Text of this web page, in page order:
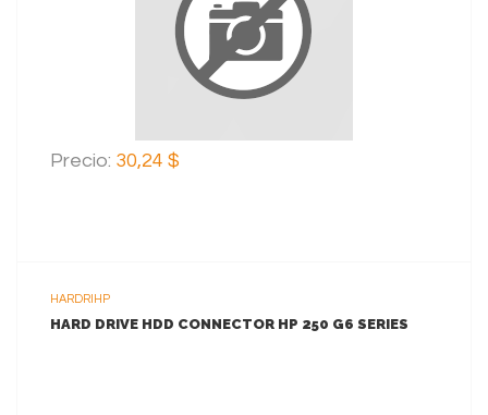
Precio: 30,24 $
HARDRIHP
HARD DRIVE HDD CONNECTOR HP 250 G6 SERIES